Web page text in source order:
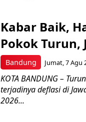
Bandung
Kabar Baik,
Pokok Turun,
Jumat, 7 Agu
KOTA BANDUNG –
terjadinya deflasi di
2026...